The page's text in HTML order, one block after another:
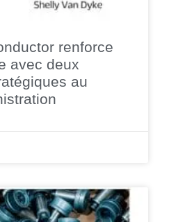
renforce
avec deux
au